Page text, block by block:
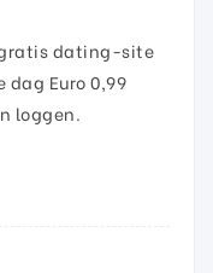
dating-site
dag Euro 0,99
loggen.